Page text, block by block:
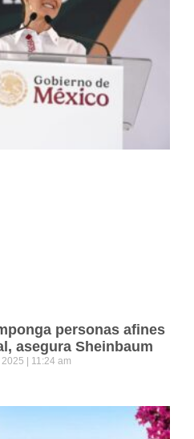
personas afines
asegura Sheinbaum
11:24 am